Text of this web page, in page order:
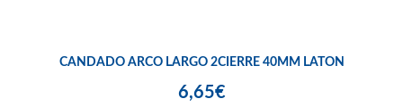
CANDADO ARCO LARGO 2CIERRE 40MM LATON
6,65€